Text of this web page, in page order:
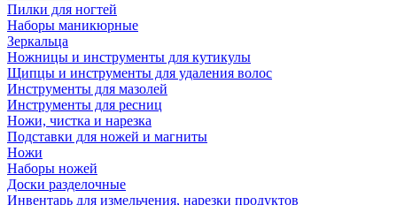
Пилки для ногтей
Наборы маникюрные
Зеркальца
Ножницы и инструменты для кутикулы
Щипцы и инструменты для удаления волос
Инструменты для мазолей
Инструменты для ресниц
Ножи, чистка и нарезка
Подставки для ножей и магниты
Ножи
Наборы ножей
Доски разделочные
Инвентарь для измельчения, нарезки продуктов